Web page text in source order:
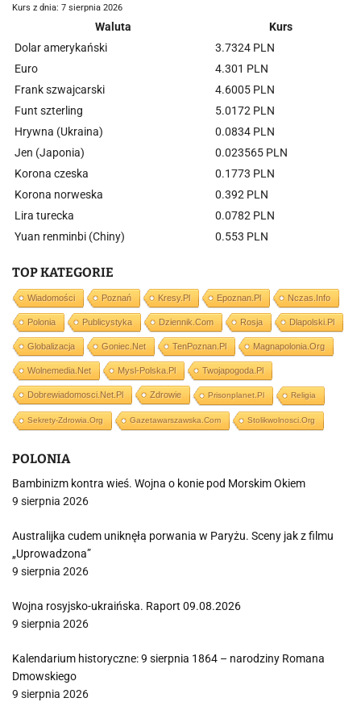
Kurs z dnia: 7 sierpnia 2026
Waluta
Kurs
Dolar amerykański
3.7324 PLN
Euro
4.301 PLN
Frank szwajcarski
4.6005 PLN
Funt szterling
5.0172 PLN
Hrywna (Ukraina)
0.0834 PLN
Jen (Japonia)
0.023565 PLN
Korona czeska
0.1773 PLN
Korona norweska
0.392 PLN
Lira turecka
0.0782 PLN
Yuan renminbi (Chiny)
0.553 PLN
TOP KATEGORIE
Wiadomości Poznań Kresy.pl Epoznan.pl Nczas.info
Polonia Publicystyka Dziennik.com Rosja Dlapolski.pl
Globalizacja Goniec.net TenPoznan.pl Magnapolonia.org
Wolnemedia.net Mysl-Polska.pl Twojapogoda.pl
Dobrewiadomosci.net.pl Zdrowie Prisonplanet.pl Religia
Sekrety-Zdrowia.org Gazetawarszawska.com Stolikwolnosci.org
POLONIA
Bambinizm kontra wieś. Wojna o konie pod Morskim Okiem
9 sierpnia 2026
Australijka cudem uniknęła porwania w Paryżu. Sceny jak z filmu
„Uprowadzona”
9 sierpnia 2026
Wojna rosyjsko-ukraińska. Raport 09.08.2026
9 sierpnia 2026
Kalendarium historyczne: 9 sierpnia 1864 – narodziny Romana
Dmowskiego
9 sierpnia 2026